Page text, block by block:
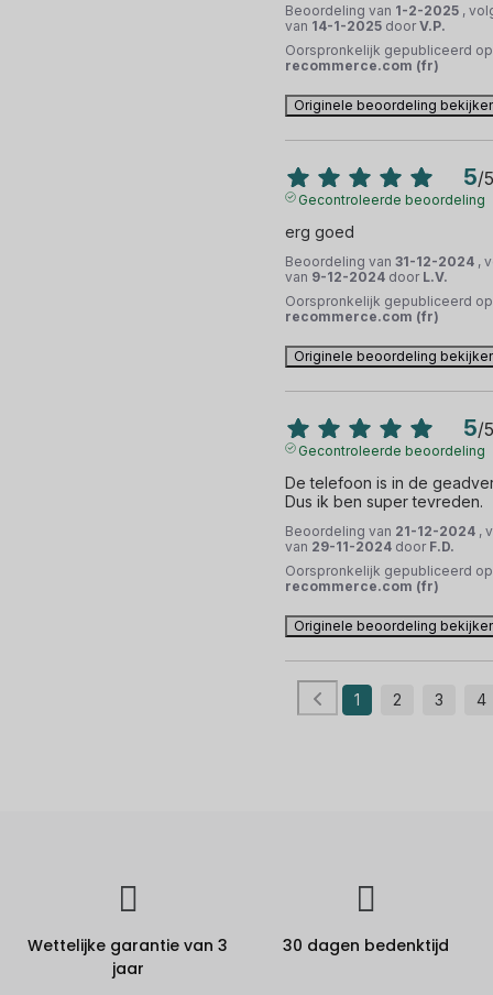
Beoordeling van 1-2-2025 ,
van 14-1-2025 doorV.P.
Oorspronkelijk gepubliceerd op
recommerce.com (fr)
Originele beoordeling
5/5
Gecontroleerde beoordeling
erg goed
Beoordeling van 31-12-2024 ,
van 9-12-2024 door L.V.
Oorspronkelijk gepubliceerd op
recommerce.com (fr)
Originele beoordeling
5/5
Gecontroleerde beoordeling
De telefoon is in de
Dus ik ben super tevreden.
Beoordeling van 21-12-2024 ,
van 29-11-2024 door F.D.
Oorspronkelijk gepubliceerd op
recommerce.com (fr)
Originele beoordeling
1 2 3 4
Wettelijke garantie van 3
jaar
30 dagen bedenktijd